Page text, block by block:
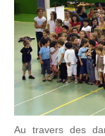
Au travers des